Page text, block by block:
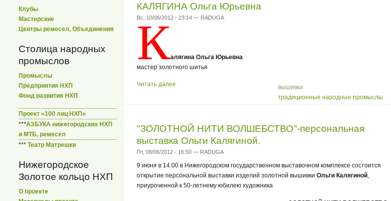
Клубы
Мастерские
Центры ремесел, Объединения
Столица народных
промыслов
Промыслы
Предприятия НХП
Фонд развития НХП
Проект «100 лиц НХП»
***АЗБУКА нижегородских НХП
и МТБ, ремесел
*** Театр Матрешки
Нижегородское
Золотое кольцо НХП
О проекте
КАЛЯГИНА Ольга Юрьевна
Вс, 10/06/2012 - 23:14 — RADUGA
Калягина Ольга Юрьевна
мастер золотного шитья
вышивка
традиционные народные промыслы
Читать далее
"ЗОЛОТНОЙ НИТИ ВОЛШЕБСТВО"-персональная
выставка Ольги Калягиной.
Пт, 08/06/2012 - 16:50 — RADUGA
9 июня в 14.00 в Нижегородском государственном выставочном комплексе состоится
открытие персональной выставки изделий золотной вышивки Ольги Калягиной,
приуроченной к 50-летнему юбилею художника